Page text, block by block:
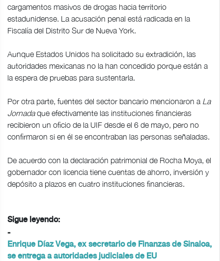
cargamentos masivos de drogas hacia territorio
estadunidense. La acusación penal está radicada en la
Fiscalía del Distrito Sur de Nueva York.
Aunque Estados Unidos ha solicitado su extradición, las
autoridades mexicanas no la han concedido porque están a
la espera de pruebas para sustentarla.
Por otra parte, fuentes del sector bancario mencionaron a La
Jornadaque efectivamente las instituciones financieras
recibieron un oficio de la UIF desde el 6 de mayo, pero no
confirmaron si en él se encontraban las personas señaladas.
De acuerdo con la declaración patrimonial de Rocha Moya, el
gobernador con licencia tiene cuentas de ahorro, inversión y
depósito a plazos en cuatro instituciones financieras.
Sigue leyendo:
-
Enrique Díaz Vega, ex secretario de Finanzas de Sinaloa,
se entrega a autoridades judiciales de EU